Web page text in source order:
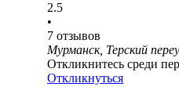
2.5
•
7 отзывов
Мурманск, Терский
Откликнитесь среди
Откликнуться